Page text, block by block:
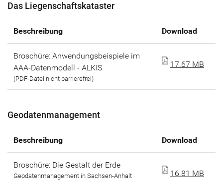
Das Liegenschaftskataster
Beschreibung Download
Broschüre: Anwendungsbeispiele im
AAA-Datenmodell - ALKIS
(PDF-Datei nicht barrierefrei)
17.67 MB
Geodatenmanagement
Beschreibung Download
Broschüre: Die Gestalt der Erde
Geodatenmanagement in Sachsen-Anhalt 16.81 MB